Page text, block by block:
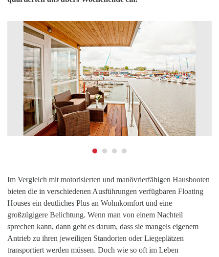
Im Vergleich mit motorisierten und manövrierfähigen Hausbooten
bieten die in verschiedenen Ausführungen verfügbaren Floating
Houses ein deutliches Plus an Wohnkomfort und eine
großzügigere Belichtung. Wenn man von einem Nachteil
sprechen kann, dann geht es darum, dass sie mangels eigenem
Antrieb zu ihren jeweiligen Standorten oder Liegeplätzen
transportiert werden müssen. Doch wie so oft im Leben